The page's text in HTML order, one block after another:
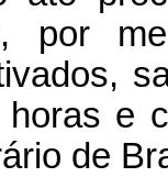
por
e
de